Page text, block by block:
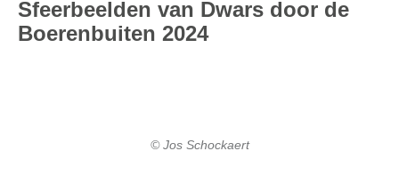
Sfeerbeelden van Dwars door de
Boerenbuiten 2024
© Jos Schockaert